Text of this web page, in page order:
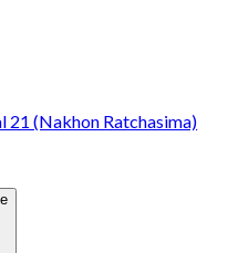
21 (Nakhon Ratchasima)